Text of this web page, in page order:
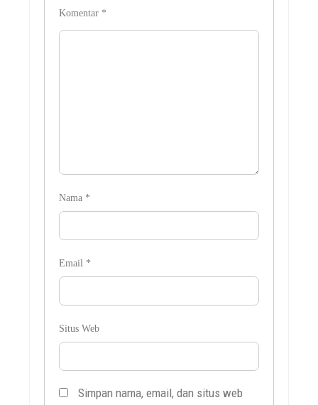
Komentar *
Nama *
Email *
Situs Web
Simpan nama, email, dan situs web